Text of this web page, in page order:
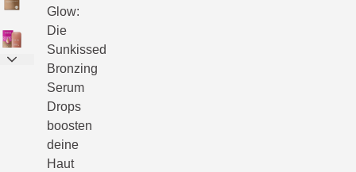
Glow:
Die
Sunkissed
Bronzing
Serum
Drops
boosten
deine
Haut